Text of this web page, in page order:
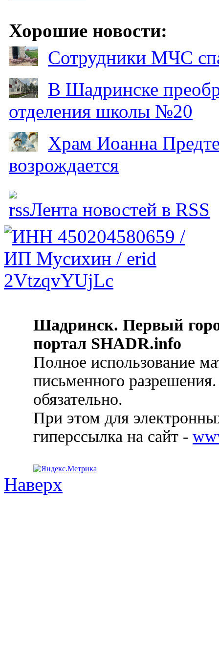
Хорошие новости:
Сотрудники МЧС
В Шадринске
отделения школы №20
Храм Иоанна
возрождается
Лента новостей в RSS
Шадринск. Первый
портал SHADR.info
Полное использование
письменного
обязательно.
При этом для
гиперссылка на сайт -
Наверх